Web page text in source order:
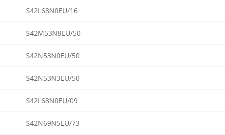
S42L68N0EU/16
S42M53N8EU/50
S42N53N0EU/50
S42N53N3EU/50
S42L68N0EU/09
S42N69N5EU/73